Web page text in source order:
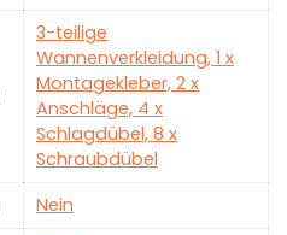
‎3-teilige
Wannenverkleidung, 1 x
Montagekleber, 2 x
Anschläge, 4 x
Schlagdübel, 8 x
Schraubdübel
‎Nein